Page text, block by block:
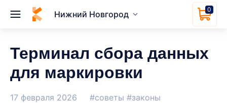
Нижний Новгород 0
Терминал сбора данных
для маркировки
17 февраля 2026 #советы #законы